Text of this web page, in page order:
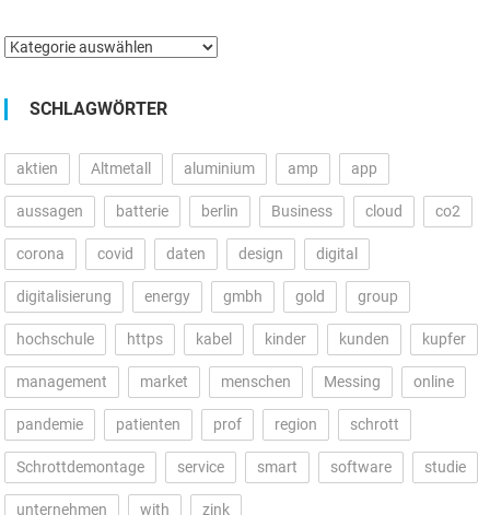
Kategorien
SCHLAGWÖRTER
aktien Altmetall aluminium amp app
aussagen batterie berlin Business cloud co2
corona covid daten design digital
digitalisierung energy gmbh gold group
hochschule https kabel kinder kunden kupfer
management market menschen Messing online
pandemie patienten prof region schrott
Schrottdemontage service smart software studie
unternehmen with zink